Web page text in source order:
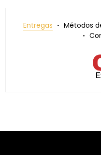
Entregas Métodos